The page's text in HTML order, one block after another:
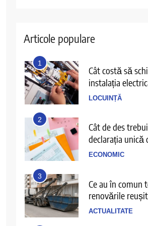
Articole populare2000 până azi
DIVERTISMENT
1
Cât costă să
instalația
apartament de 3
LOCUINȚĂ
2
Cât de des
declarația unică
venituri
ECONOMIC
3
Ce au în comun
renovările
detaliu pe care
ACTUALITATE